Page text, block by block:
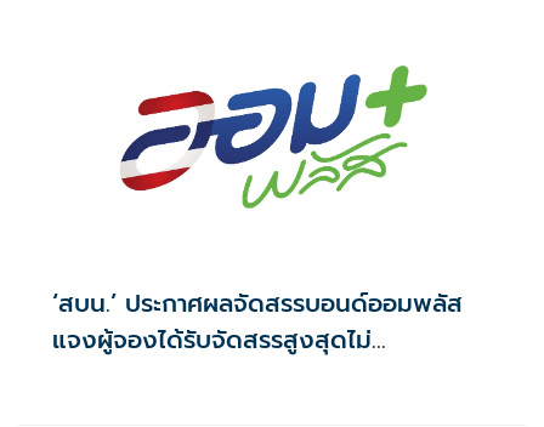
‘สบน.’ ประกาศผลจัดสรรบอนด์ออมพลัส
แจงผู้จองได้รับจัดสรรสูงสุดไม่